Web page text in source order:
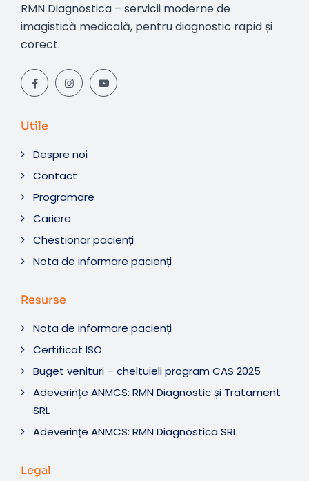
RMN Diagnostica – servicii moderne de
imagistică medicală, pentru diagnostic rapid și
corect.
Utile
Despre noi
Contact
Programare
Cariere
Chestionar pacienți
Nota de informare pacienți
Resurse
Nota de informare pacienți
Certificat ISO
Buget venituri – cheltuieli program CAS 2025
Adeverințe ANMCS: RMN Diagnostic și Tratament
SRL
Adeverințe ANMCS: RMN Diagnostica SRL
Legal